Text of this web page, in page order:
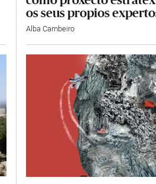
os seus propios
Alba Cambeiro